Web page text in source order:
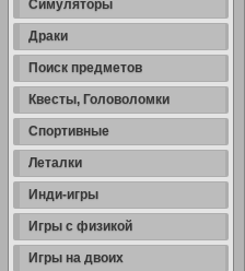
Симуляторы
Драки
Поиск предметов
Квесты, Головоломки
Спортивные
Леталки
Инди-игры
Игры с физикой
Игры на двоих